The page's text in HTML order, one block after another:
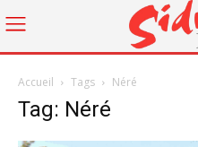
Accueil Tags Néré
Tag: Néré